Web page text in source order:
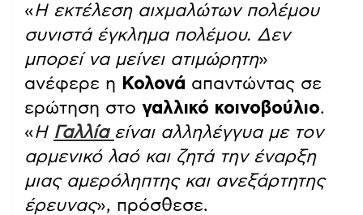
«Η εκτέλεση αιχμαλώτων πολέμου
συνιστά έγκλημα πολέμου. Δεν
μπορεί να μείνει ατιμώρητη»
ανέφερε η Κολονά απαντώντας σε
ερώτηση στο γαλλικό κοινοβούλιο.
«Η Γαλλία είναι αλληλέγγυα με τον
αρμενικό λαό και ζητά την έναρξη
μιας αμερόληπτης και ανεξάρτητης
έρευνας», πρόσθεσε.